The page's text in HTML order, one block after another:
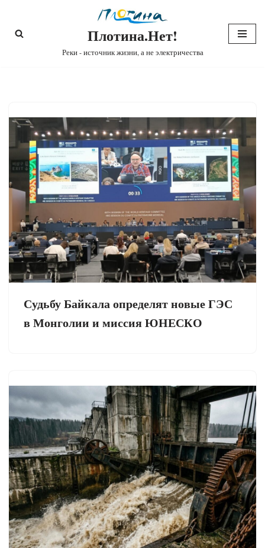
Перейти
Плотина.Нет!
Реки - источник жизни, а не электричества
Судьбу Байкала определят новые ГЭС
в Монголии и миссия ЮНЕСКО